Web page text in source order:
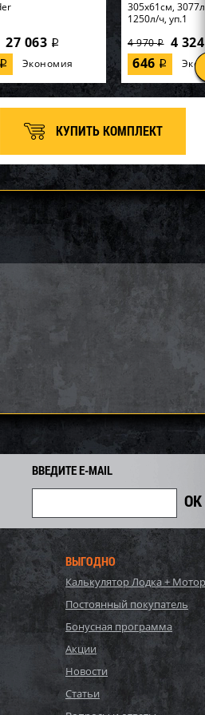
27 063 i
i Экономия
305х61см,
1250л/ч, уп.1
4 970i 4 324
646 i
Надувная
Elevated" встр.нас...
8 100
Экономия
56595, Intex,
Bestway, Стальной
16296л...
Экономия
P20-2052-S,
Каркасный
549х274х132см,
86 000 i 81
4 300
КУПИТЬ КОМПЛЕКТ
ВВЕДИТЕ E-MAIL
ВЫГОДНО
Калькулятор Лодка + Мотор
Постоянный покупатель
Бонусная программа
Акции
Новости
Статьи